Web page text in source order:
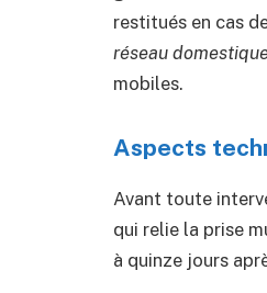
restitués en cas
réseau
mobiles.
Aspects
Avant toute
qui relie la prise
à quinze jours